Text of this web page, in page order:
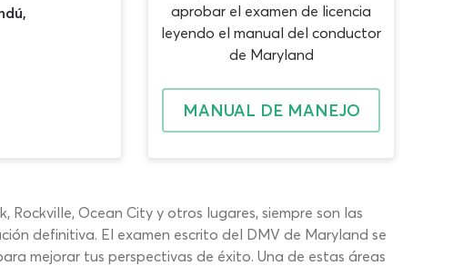
aprobar el examen de licencia
leyendo el manual del conductor
de Maryland
MANUAL DE MANEJO
Ocean City y otros lugares, siempre son las
definitiva. El examen escrito del DMV de Maryland se
mejorar tus perspectivas de éxito. Una de estas áreas